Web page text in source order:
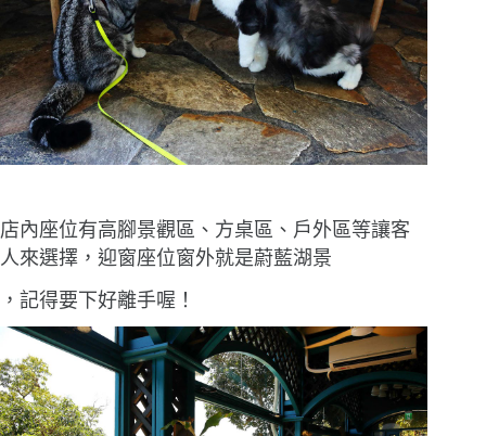
店內座位有高腳景觀區、方桌區、戶外區等讓客
人來選擇，迎窗座位窗外就是蔚藍湖景
，記得要下好離手喔！